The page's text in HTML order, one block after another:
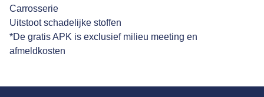
Carrosserie
Uitstoot schadelijke stoffen
*De gratis APK is exclusief milieu meeting en
afmeldkosten